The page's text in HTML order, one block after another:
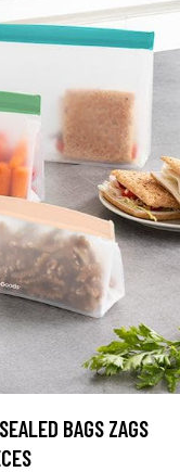
BAGS ZAGS